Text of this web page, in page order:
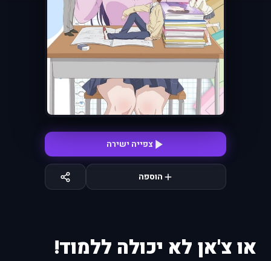
צפייה ישירה
הוספה
או צ'אן לא יכולה ללמוד!